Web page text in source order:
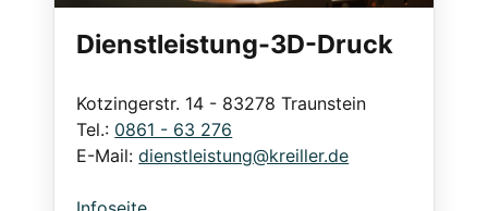
Dienstleistung-3D-Druck
Kotzingerstr. 14 - 83278 Traunstein
Tel.: 0861 - 63 276
E-Mail:dienstleistung@kreiller.de